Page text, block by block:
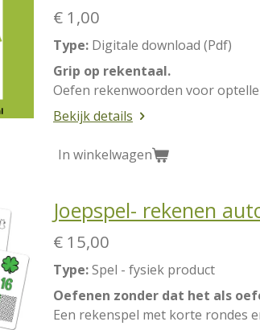
€ 1,00
Type: Digitale download (Pdf)
Grip op rekentaal.
Oefen rekenwoorden voor
Bekijk details
In winkelwagen
Joepspel- rekenen
€ 15,00
Type:Spel - fysiek product
Oefenen zonder dat het als
Een rekenspel met korte rondes